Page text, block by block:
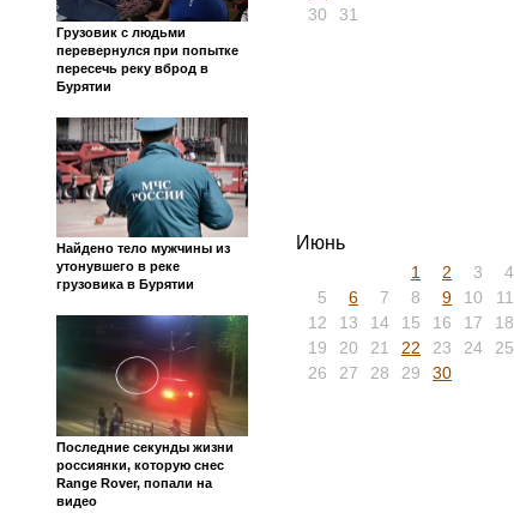
Грузовик с людьми
перевернулся при попытке
пересечь реку вброд в
Бурятии
Найдено тело мужчины из
утонувшего в реке
грузовика в Бурятии
Последние секунды жизни
россиянки, которую снес
Range Rover, попали на
видео
30
31
Июнь
1 2 3
4
5
6 7 8 9 10
11
12
13 14 15 16 17
18
19
20 21 22 23 24
25
26
27 28 29 30